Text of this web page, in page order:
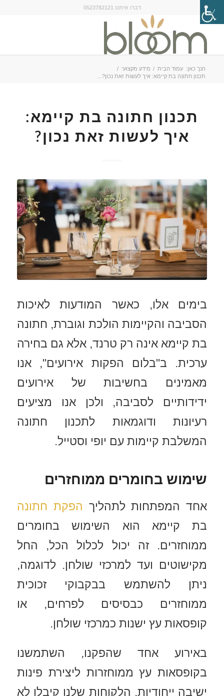
דברו איתנו 0523782121
הנך כאן: עמוד הבית / מידע מקצועי /
תכנון חתונה בת קיימא: איך לעשות זאת נכון?...
תכנון חתונה בת קיימא:
איך לעשות זאת נכון?
בימים אלו, כאשר המודעות לאיכות
הסביבה והקיימות הולכת וגוברת, חתונה
בת קיימא אינה רק טרנד, אלא גם בחירה
ערכית. ב"בלום הפקות אירועים", אנו
מאמינים בחשיבות של אירועים
ידידותיים לסביבה, ולכן אנו מציעים
רעיונות ודוגמאות לתכנון חתונה
המשלבת קיימות עם יופי וסטייל.
שימוש בחומרים ממוחזרים
אחד המפתחות לתהליך הפקת חתונה
בת קיימא הוא השימוש בחומרים
ממוחזרים. זה יכול לכלול הכל, החל
מקישוטים ועד למרכזי שולחן. לדוגמה,
ניתן להשתמש בבקבוקי זכוכית
ממוחזרים כבסיסים לפרחים, או
קופסאות עץ ישנות כמרכזי שולחן.
באירוע אחד שהפקנו, השתמשנו
בקופסאות עץ ממוחזרות ליצירת פינות
ישיבה ייחודיות. הלקוחות שלנו קיבלו לא